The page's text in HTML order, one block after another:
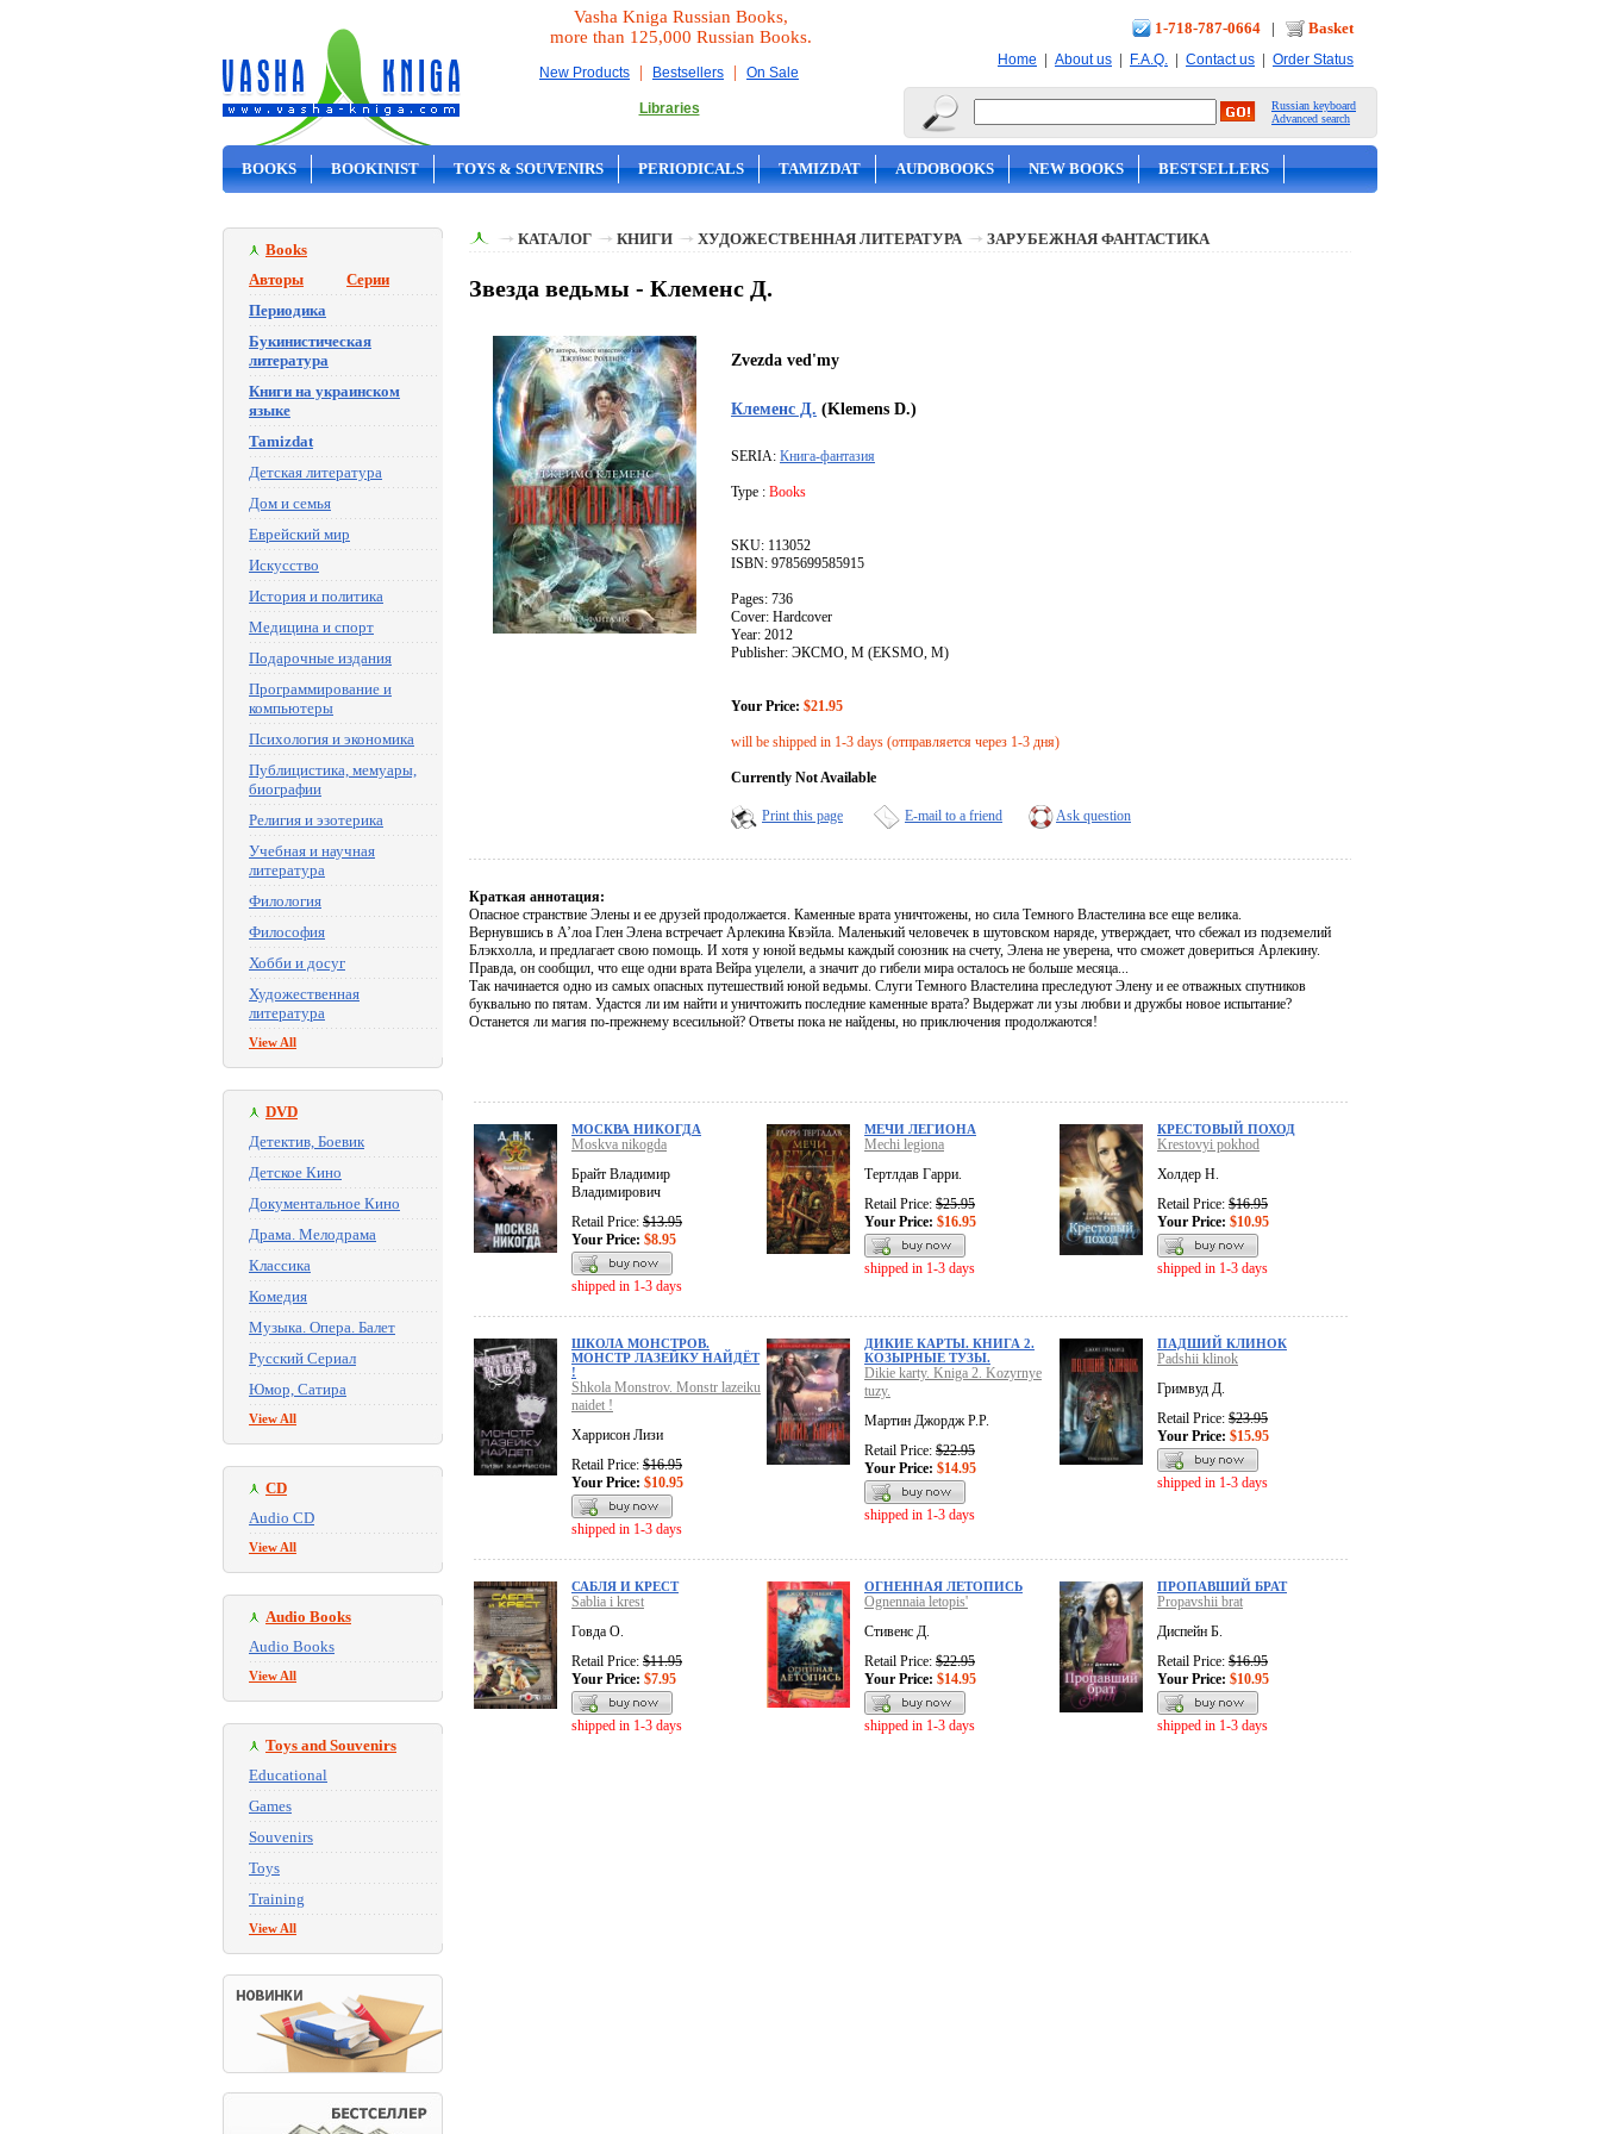
Vasha Kniga Russian Books,
more than 125,000 Russian Books.
New Products | Bestsellers | On Sale
Libraries
1-718-787-0664 | Basket
Home | About us | F.A.Q. | Contact us | Order Status
Russian keyboard
Advanced search
BOOKS BOOKINIST TOYS & SOUVENIRS PERIODICALS TAMIZDAT AUDOBOOKS NEW BOOKS BESTSELLERS
Books
Авторы
Серии
Периодика
Букинистическая
литература
Книги на украинском
языке
Tamizdat
Детская литература
Дом и семья
Еврейский мир
Искусство
История и политика
Медицина и спорт
Подарочные издания
Программирование и
компьютеры
Психология и экономика
Публицистика, мемуары,
биографии
Религия и эзотерика
Учебная и научная
литература
Филология
Философия
Хобби и досуг
Художественная
литература
View All
DVD
Детектив, Боевик
Детское Кино
Документальное Кино
Драма. Мелодрама
Классика
Комедия
Музыка. Опера. Балет
Русский Сериал
Юмор, Сатира
View All
CD
Audio CD
View All
Audio Books
Audio Books
View All
Toys and Souvenirs
Educational
Games
Souvenirs
Toys
Training
View All
КАТАЛОГ КНИГИ ХУДОЖЕСТВЕННАЯ ЛИТЕРАТУРА ЗАРУБЕЖНАЯ ФАНТАСТИКА
Звезда ведьмы - Клеменс Д.
Zvezda ved'my
Клеменс Д. (Klemens D.)
SERIA: Книга-фантазия
Type : Books
SKU: 113052
ISBN: 9785699585915
Pages: 736
Cover: Hardcover
Year: 2012
Publisher: ЭКСМО, М (EKSMO, M)
Your Price: $21.95
will be shipped in 1-3 days (отправляется через 1-3 дня)
Currently Not Available
Print this page E-mail to a friend Ask question
Краткая аннотация:
Опасное странствие Элены и ее друзей продолжается. Каменные врата уничтожены, но сила Темного Властелина все еще велика.
Вернувшись в А’лоа Глен Элена встречает Арлекина Квэйла. Маленький человечек в шутовском наряде, утверждает, что сбежал из подземелий
Блэкхолла, и предлагает свою помощь. И хотя у юной ведьмы каждый союзник на счету, Элена не уверена, что сможет довериться Арлекину.
Правда, он сообщил, что еще одни врата Вейра уцелели, а значит до гибели мира осталось не больше месяца...
Так начинается одно из самых опасных путешествий юной ведьмы. Слуги Темного Властелина преследуют Элену и ее отважных спутников
буквально по пятам. Удастся ли им найти и уничтожить последние каменные врата? Выдержат ли узы любви и дружбы новое испытание?
Останется ли магия по-прежнему всесильной? Ответы пока не найдены, но приключения продолжаются!
МОСКВА НИКОГДА
Moskva nikogda
Брайт Владимир
Владимирович
Retail Price: $13.95
Your Price: $8.95
shipped in 1-3 days
МЕЧИ ЛЕГИОНА
Mechi legiona
Тертлдав Гарри.
Retail Price: $25.95
Your Price: $16.95
shipped in 1-3 days
КРЕСТОВЫЙ ПОХОД
Krestovyi pokhod
Холдер Н.
Retail Price: $16.95
Your Price: $10.95
shipped in 1-3 days
ШКОЛА МОНСТРОВ.
МОНСТР ЛАЗЕЙКУ НАЙДЁТ
!
Shkola Monstrov. Monstr lazeiku
naidet !
Харрисон Лизи
Retail Price: $16.95
Your Price: $10.95
shipped in 1-3 days
ДИКИЕ КАРТЫ. КНИГА 2.
КОЗЫРНЫЕ ТУЗЫ.
Dikie karty. Kniga 2. Kozyrnye
tuzy.
Мартин Джордж Р.Р.
Retail Price: $22.95
Your Price: $14.95
shipped in 1-3 days
ПАДШИЙ КЛИНОК
Padshii klinok
Гримвуд Д.
Retail Price: $23.95
Your Price: $15.95
shipped in 1-3 days
САБЛЯ И КРЕСТ
Sablia i krest
Говда О.
Retail Price: $11.95
Your Price: $7.95
shipped in 1-3 days
ОГНЕННАЯ ЛЕТОПИСЬ
Ognennaia letopis'
Стивенс Д.
Retail Price: $22.95
Your Price: $14.95
shipped in 1-3 days
ПРОПАВШИЙ БРАТ
Propavshii brat
Диспейн Б.
Retail Price: $16.95
Your Price: $10.95
shipped in 1-3 days